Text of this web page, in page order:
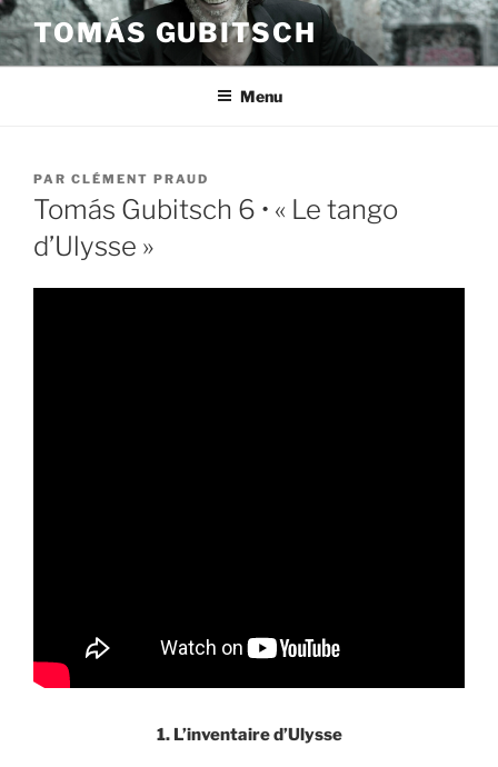
Aller
au
contenu
TOMÁS GUBITSCH
Menu
PUBLIÉ
LE
PAR CLÉMENT PRAUD
Tomás Gubitsch 6 • « Le tango
d’Ulysse »
1. L’inventaire d’Ulysse